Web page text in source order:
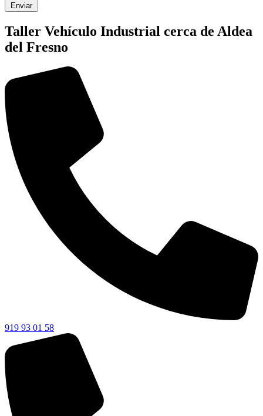
Enviar
Taller Vehículo Industrial cerca de Aldea
del Fresno
919 93 01 58